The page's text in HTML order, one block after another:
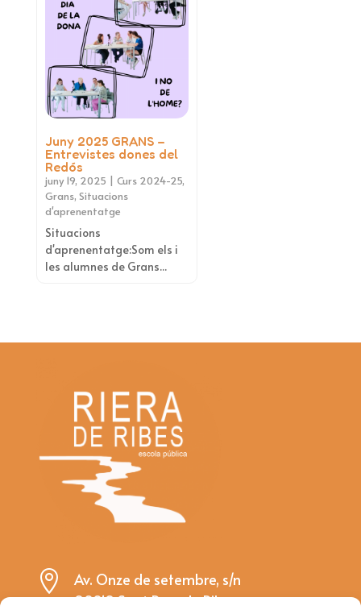
Juny 2025 GRANS –
Entrevistes dones del
Redós
juny 19, 2025 | Curs 2024-25,
Grans, Situacions
d'aprenentatge
Situacions
d'aprenentatge:Som els i
les alumnes de Grans...

Av. Onze de setembre, s/n
08810 Sant Pere de Ribes